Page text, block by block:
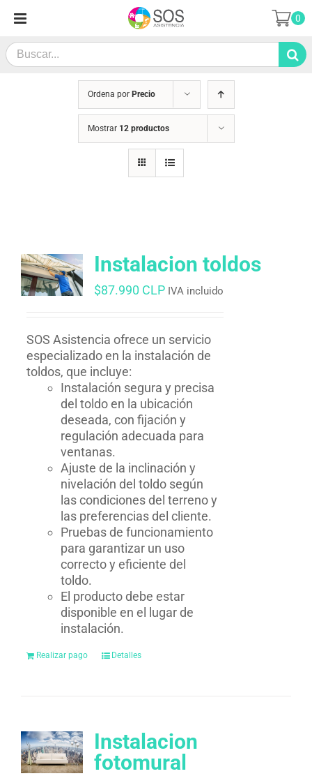
contenido
Search
for:
0
Ordena por Precio
Mostrar 12 productos
Instalacion toldos
$87.990 CLP IVA incluido
SOS Asistencia ofrece un servicio
especializado en la instalación de
toldos, que incluye:
Instalación segura y precisa
del toldo en la ubicación
deseada, con fijación y
regulación adecuada para
ventanas.
Ajuste de la inclinación y
nivelación del toldo según
las condiciones del terreno y
las preferencias del cliente.
Pruebas de funcionamiento
para garantizar un uso
correcto y eficiente del
toldo.
El producto debe estar
disponible en el lugar de
instalación.
Realizar pago Detalles
Instalacion
fotomural